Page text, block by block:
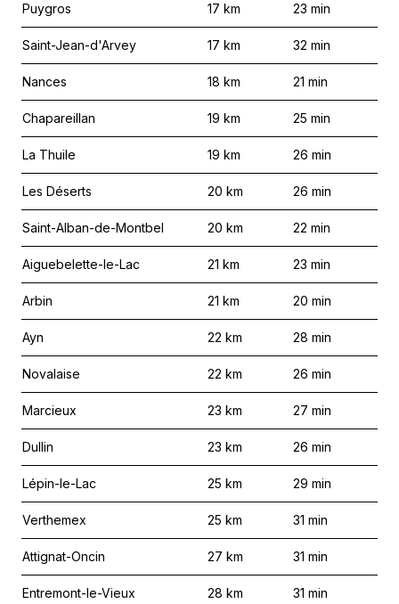
Puygros 17 km 23 min
Saint-Jean-d'Arvey 17 km 32 min
Nances 18 km 21 min
Chapareillan 19 km 25 min
La Thuile 19 km 26 min
Les Déserts 20 km 26 min
Saint-Alban-de-Montbel 20 km 22 min
Aiguebelette-le-Lac 21 km 23 min
Arbin 21 km 20 min
Ayn 22 km 28 min
Novalaise 22 km 26 min
Marcieux 23 km 27 min
Dullin 23 km 26 min
Lépin-le-Lac 25 km 29 min
Verthemex 25 km 31 min
Attignat-Oncin 27 km 31 min
Entremont-le-Vieux 28 km 31 min